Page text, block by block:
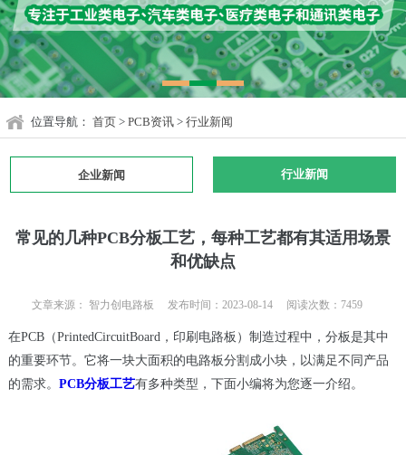
位置导航： 首页 > PCB资讯 > 行业新闻
企业新闻 行业新闻
常见的几种PCB分板工艺，每种工艺都有其适用场景
和优缺点
文章来源： 智力创电路板 发布时间：2023-08-14 阅读次数：7459
在PCB（PrintedCircuitBoard，印刷电路板）制造过程中，分板是其中
的重要环节。它将一块大面积的电路板分割成小块，以满足不同产品
的需求。 PCB分板工艺有多种类型，下面小编将为您逐一介绍。